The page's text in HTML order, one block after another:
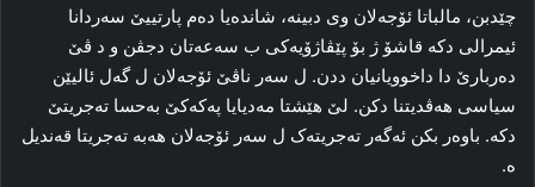
چێدبن، مالباتا ئۆجەلان وی دبینه‌، شاندەیا ده‌م پارتییێ سه‌ردانا
ئیمرالی دکه‌ قاشۆ ژ بۆ پێڤاژۆیه‌کی ب سه‌عه‌تان دجڤن و د ڤێ
ده‌ربارێ دا داخوویانیان ددن. ل سه‌ر ناڤێ ئۆجەلان ل گه‌ل ئالیێن
سیاسی هه‌ڤدیتنا دکن. لێ هێشتا مه‌دیایا پەکەکێ به‌حسا ته‌جریتێ
دکه‌. باوه‌ر بکن ئه‌گه‌ر ته‌جریته‌ک ل سه‌ر ئۆجەلان هه‌به‌ تەجریتا قه‌ندیل
ه‌.